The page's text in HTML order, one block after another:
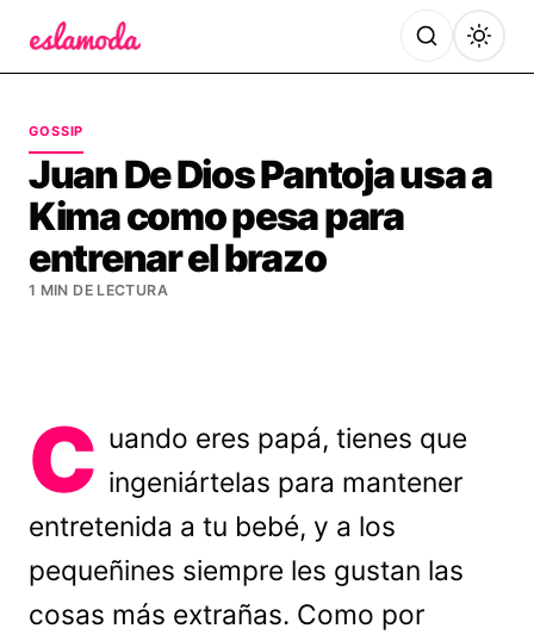
GOSSIP
Juan De Dios Pantoja usa a
Kima como pesa para
entrenar el brazo
1 MIN DE LECTURA
C uando eres papá, tienes que
ingeniártelas para mantener
entretenida a tu bebé, y a los
pequeñines siempre les gustan las
cosas más extrañas. Como por